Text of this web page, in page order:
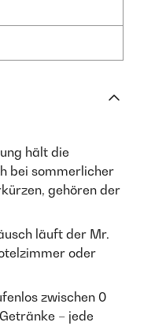
hält die
bei sommerlicher
gehören der
läuft der Mr.
oder
zwischen 0
– jede